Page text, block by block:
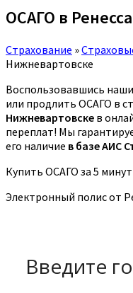
ОСАГО в
Страхование »
Нижневартовске
Воспользовавшись
или продлить ОСАГО в
Нижневартовске в
переплат! Мы
его наличие в базе АИС
Купить ОСАГО за 5 минут
Электронный полис от